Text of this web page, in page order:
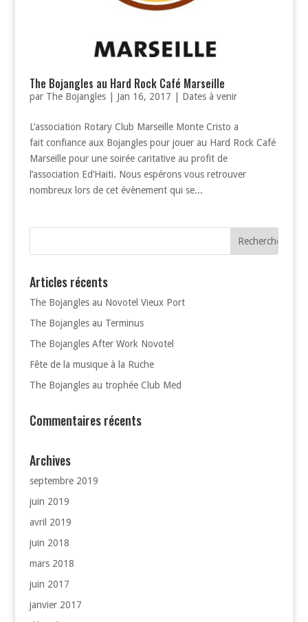
The Bojangles au Hard Rock Café Marseille
par The Bojangles| Jan 16, 2017 Dates à venir
L’association Rotary Club Marseille Monte Cristo a
fait confiance aux Bojangles pour jouer au Hard Rock Café
Marseille pour une soirée caritative au profit de
l’association Ed’Haiti. Nous espérons vous retrouver
nombreux lors de cet évènement qui se...
Articles récents
The Bojangles au Novotel Vieux Port
The Bojangles au Terminus
The Bojangles After Work Novotel
Fête de la musique à la Ruche
The Bojangles au trophée Club Med
Commentaires récents
Archives
septembre 2019
juin 2019
avril 2019
juin 2018
mars 2018
juin 2017
janvier 2017